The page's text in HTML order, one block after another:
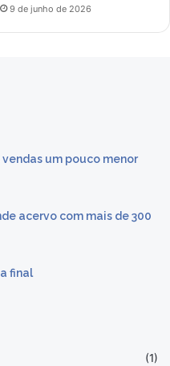
9 de junho de 2026
um pouco menor
acervo com mais de 300
final
(1)